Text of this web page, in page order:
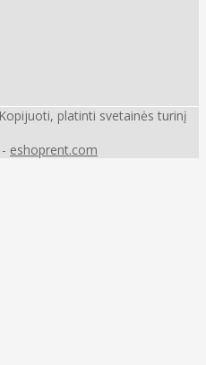
platinti svetainės turinį
- eshoprent.com